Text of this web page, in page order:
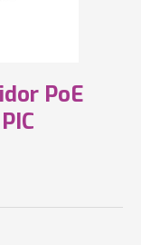
PoE